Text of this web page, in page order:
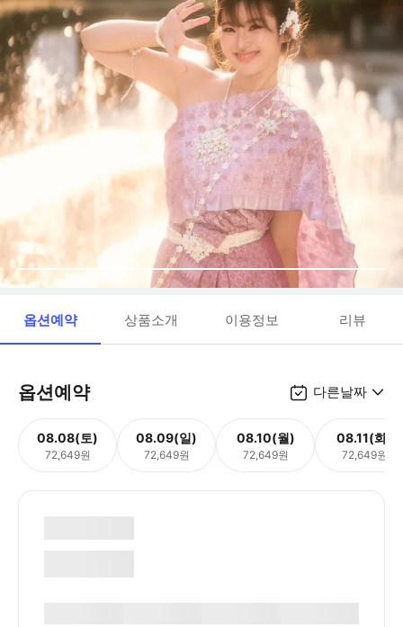
옵션예약 상품소개 이용정보 리뷰
옵션예약 다른날짜
08.08(토)
72,649원
08.09(일)
72,649원
08.10(월)
72,649원
08.11(화)
72,649원